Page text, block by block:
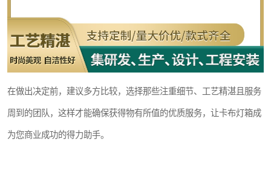
在做出决定前，建议多方比较，选择那些注重细节、工艺精湛且服务
周到的团队，这样才能确保获得物有所值的优质服务，让卡布灯箱成
为您商业成功的得力助手。